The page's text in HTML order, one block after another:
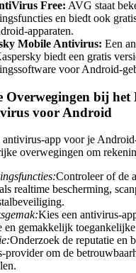
Free: AVG staat
en biedt ook
apparaten.
Mobile Antivirus: Een
biedt een gratis
voor Android-
bij het
voor Android
antivirus-app voor je
overwegingen om
Controleer of de
realtime bescherming,
Kies een antivirus-
en gemakkelijk
Onderzoek de reputatie en
provider om de